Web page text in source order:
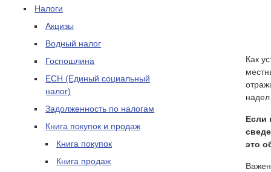
Налоги
Акцизы
Водный налог
Госпошлина
ЕСН (Единый социальный
налог)
Задолженность по налогам
Книга покупок и продаж
Книга покупок
Книга продаж
Как
Если
это